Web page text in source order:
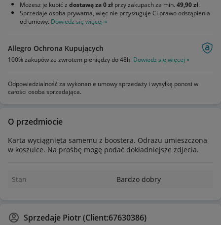
Możesz je kupić z dostawą za 0 zł przy zakupach za min. 49,90 zł.
Sprzedaje osoba prywatna, więc nie przysługuje Ci prawo odstąpienia
od umowy. Dowiedz się więcej »
Allegro Ochrona Kupujących
100% zakupów ze zwrotem pieniędzy do 48h. Dowiedz się więcej »
Odpowiedzialność za wykonanie umowy sprzedaży i wysyłkę ponosi w
całości osoba sprzedająca.
O przedmiocie
Karta wyciągnięta samemu z boostera. Odrazu umieszczona
w koszulce. Na prośbę mogę podać dokładniejsze zdjecia.
Stan Bardzo dobry
Sprzedaje Piotr (Client:67630386)